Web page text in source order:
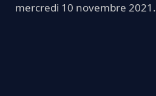
mercredi 10 novembre 2021.